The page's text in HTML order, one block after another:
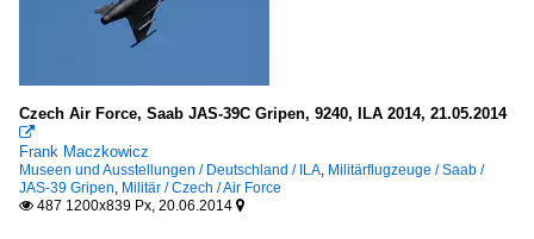
Czech Air Force, Saab JAS-39C Gripen, 9240, ILA 2014, 21.05.2014

Frank Maczkowicz
Museen und Ausstellungen / Deutschland / ILA, Militärflugzeuge / Saab /
JAS-39 Gripen, Militär / Czech / Air Force
 487 1200x839 Px, 20.06.2014 